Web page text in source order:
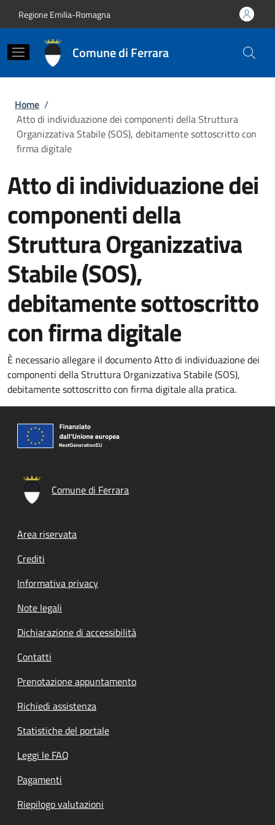
Regione Emilia-Romagna
Comune di Ferrara
Briciole di pane
Home /
Atto di individuazione dei componenti della Struttura
Organizzativa Stabile (SOS), debitamente sottoscritto con
firma digitale
Atto di individuazione dei
componenti della
Struttura Organizzativa
Stabile (SOS),
debitamente sottoscritto
con firma digitale
È necessario allegare il documento Atto di individuazione dei
componenti della Struttura Organizzativa Stabile (SOS),
debitamente sottoscritto con firma digitale alla pratica.
Comune di Ferrara
Footer menu
Area riservata
Crediti
Informativa privacy
Note legali
Dichiarazione di accessibilità
Contatti
Prenotazione appuntamento
Richiedi assistenza
Statistiche del portale
Leggi le FAQ
Pagamenti
Riepilogo valutazioni